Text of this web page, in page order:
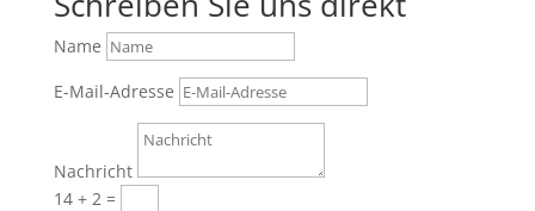
Name
E-Mail-Adresse
Nachricht
14 + 2=